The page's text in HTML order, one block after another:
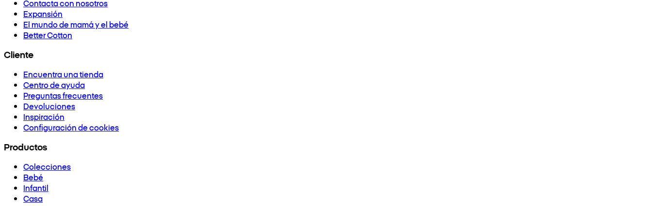
Contacta con nosotros
Expansión
El mundo de mamá y el bebé
Better Cotton
Cliente
Encuentra una tienda
Centro de ayuda
Preguntas frecuentes
Devoluciones
Inspiración
Configuración de cookies
Productos
Colecciones
Bebé
Infantil
Casa